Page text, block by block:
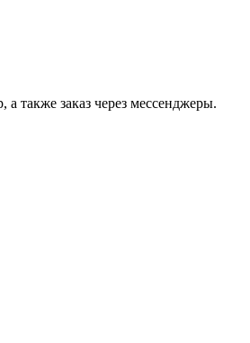
также заказ через мессенджеры.